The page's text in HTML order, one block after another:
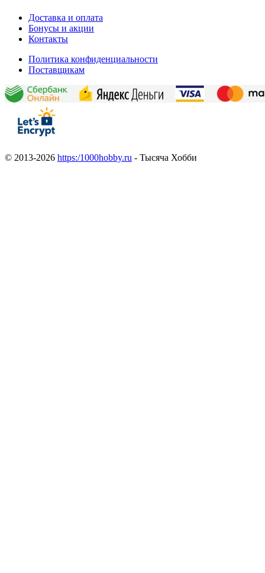
Доставка и оплата
Бонусы и акции
Контакты
Политика конфиденциальности
Поставщикам
© 2013-2026 https:/1000hobby.ru - Тысяча Хобби